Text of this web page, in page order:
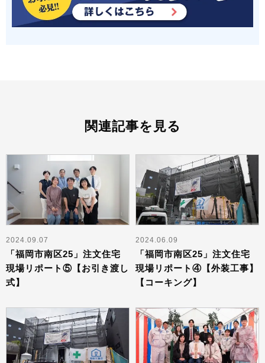
関連記事を見る
2024.09.07
「福岡市南区25」注文住宅
現場リポート⑤【お引き渡し
式】
2024.06.09
「福岡市南区25」注文住宅
現場リポート④【外装工事】
【コーキング】